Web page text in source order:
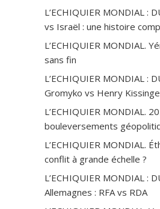
L’ECHIQUIER MONDIAL :
vs Israël : une histoire
L’ECHIQUIER MONDIAL.
sans fin
L’ECHIQUIER MONDIAL :
Gromyko vs Henry
L’ECHIQUIER MONDIAL.
bouleversements
L’ECHIQUIER MONDIAL.
conflit à grande échelle ?
L’ECHIQUIER MONDIAL :
Allemagnes : RFA vs RDA